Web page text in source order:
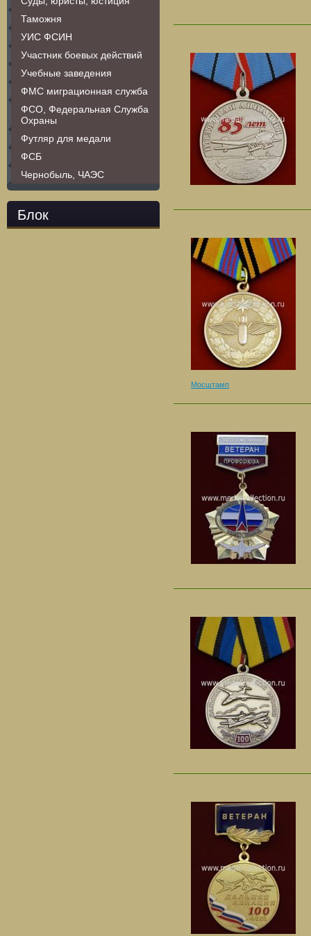
Таможня
УИС ФСИН
Участник боевых действий
Учебные заведения
ФМС миграционная служба
ФСО, Федеральная Служба
Охраны
Футляр для медали
ФСБ
Чернобыль, ЧАЭС
Блок
Мосштамп